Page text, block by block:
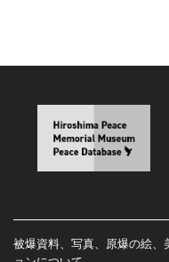
被爆資料、写真、原爆の絵